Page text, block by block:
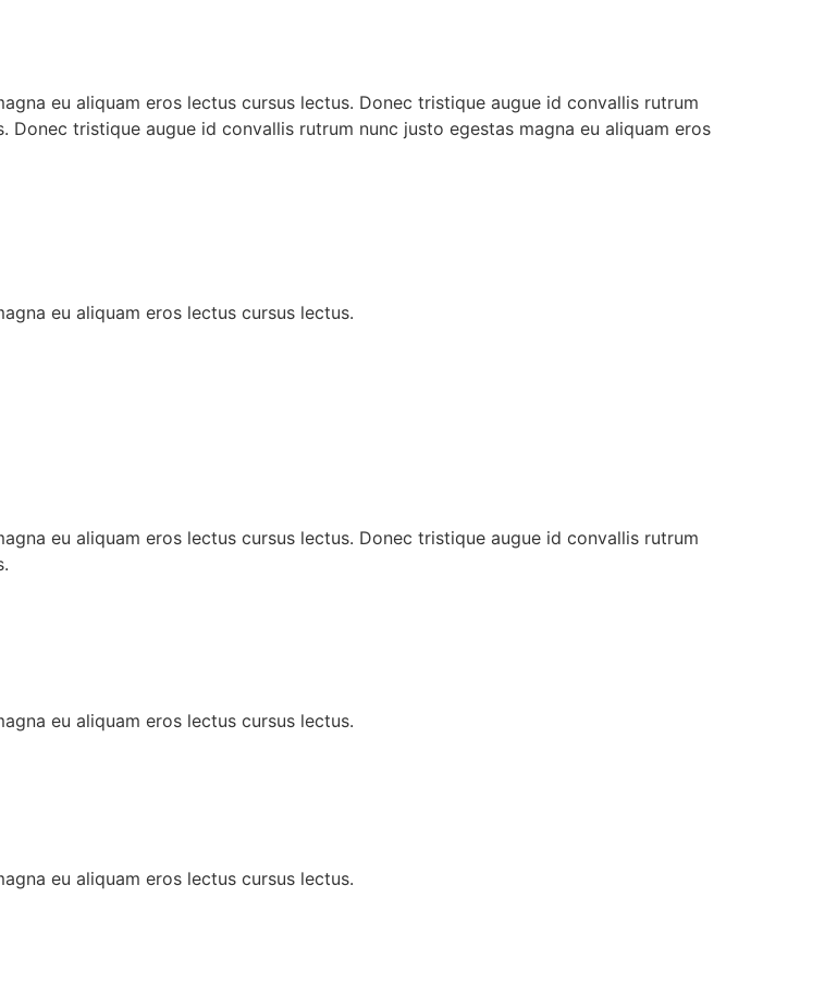
eu aliquam eros lectus cursus lectus. Donec tristique augue id convallis rutrum
Donec tristique augue id convallis rutrum nunc justo egestas magna eu aliquam eros
eu aliquam eros lectus cursus lectus.
eu aliquam eros lectus cursus lectus. Donec tristique augue id convallis rutrum
eu aliquam eros lectus cursus lectus.
eu aliquam eros lectus cursus lectus.